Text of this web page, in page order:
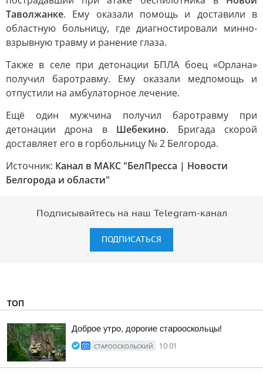
Таволжанке. Ему оказали помощь и доставили в
областную больницу, где диагностировали минно-
взрывную травму и ранение глаза.
Также в селе при детонации БПЛА боец «Орлана»
получил баротравму. Ему оказали медпомощь и
отпустили на амбулаторное лечение.
Ещё один мужчина получил баротравму при
детонации дрона в Шебекино. Бригада скорой
доставляет его в горбольницу № 2 Белгорода.
Источник: Канал в МАКС "БелПресса | Новости
Белгорода и области"
Подписывайтесь на наш Telegram-канал
ПОДПИСАТЬСЯ
ТОП
Доброе утро, дорогие старооскольцы!
СТАРООСКОЛЬСКИЙ 10:01